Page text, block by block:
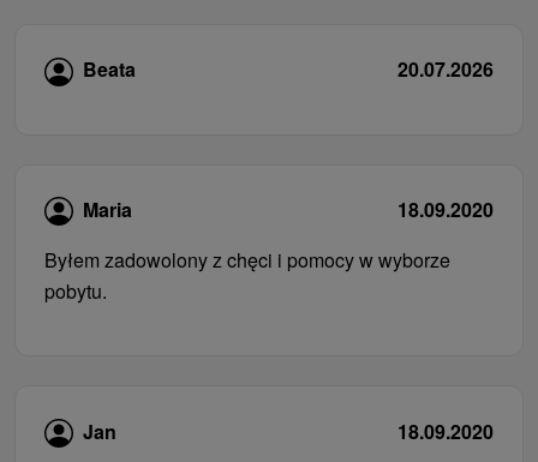
Beata 20.07.2026
Maria
18.09.2020
Byłem zadowolony z chęci i pomocy w wyborze
pobytu.
Jan
18.09.2020